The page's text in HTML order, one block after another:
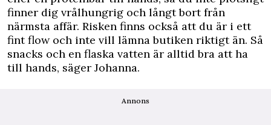
finner dig vrålhungrig och långt bort från
närmsta affär. Risken finns också att du är i ett
fint flow och inte vill lämna butiken riktigt än. Så
snacks och en flaska vatten är alltid bra att ha
till hands, säger Johanna.
Annons